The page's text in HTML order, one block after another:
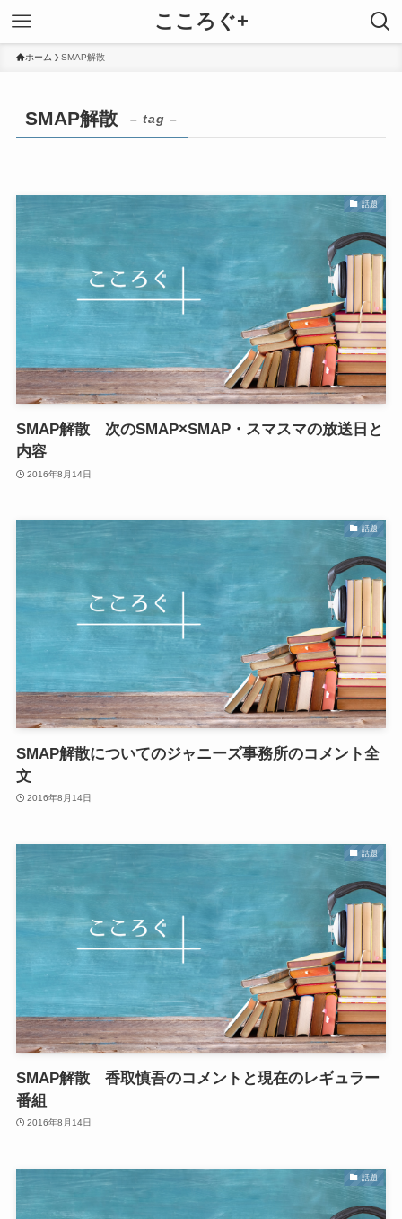
こころぐ+
ホーム SMAP解散
SMAP解散 – tag –
話題
SMAP解散 次のSMAP×SMAP・スマスマの放送日と
内容
2016年8月14日
話題
SMAP解散についてのジャニーズ事務所のコメント全
文
2016年8月14日
話題
SMAP解散 香取慎吾のコメントと現在のレギュラー
番組
2016年8月14日
話題